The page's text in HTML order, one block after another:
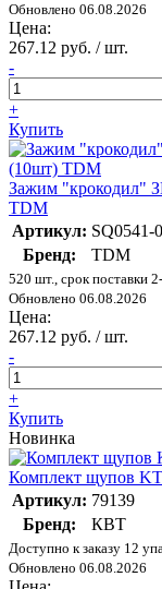
Обновлено 06.08.2026
Цена:
267.12 руб. / шт.
-
+
Купить
Зажим "крокодил"
TDM
Артикул: SQ0541-
Бренд:
TDM
520 шт., срок поставки
Обновлено 06.08.2026
Цена:
267.12 руб. / шт.
-
+
Купить
Новинка
Комплект щупов
Артикул: 79139
Бренд:
КВТ
Доступно к заказу 12
Обновлено 06.08.2026